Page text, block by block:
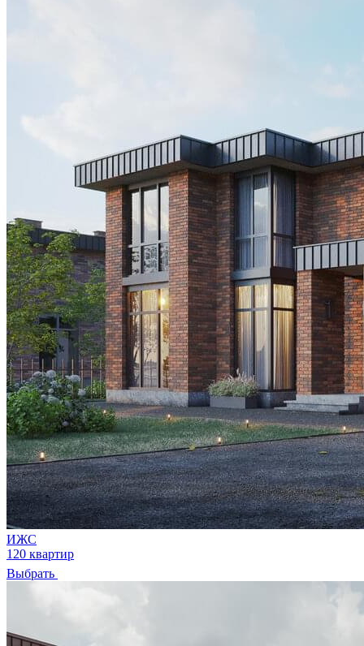
ИЖС
120 квартир
Выбрать